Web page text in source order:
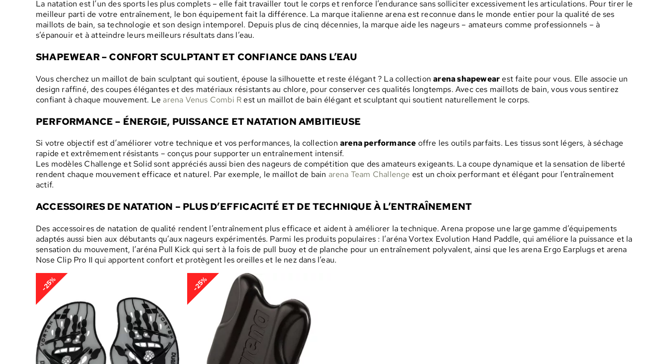
La natation est l’un des sports les plus complets – elle fait travailler tout le corps et renforce l’endurance sans solliciter excessivement les articulations. Pour tirer le
meilleur parti de votre entraînement, le bon équipement fait la différence. La marque italienne arena est reconnue dans le monde entier pour la qualité de ses
maillots de bain, sa technologie et son design intemporel. Depuis plus de cinq décennies, la marque aide les nageurs – amateurs comme professionnels – à
s’épanouir et à atteindre leurs meilleurs résultats dans l’eau.
SHAPEWEAR – CONFORT SCULPTANT ET CONFIANCE DANS L’EAU
Vous cherchez un maillot de bain sculptant qui soutient, épouse la silhouette et reste élégant ? La collectionarena shapewearest faite pour vous. Elle associe un
design raffiné, des coupes élégantes et des matériaux résistants au chlore, pour conserver ces qualités longtemps. Avec ces maillots de bain, vous vous sentirez
confiant à chaque mouvement. Learena Venus Combi Rest un maillot de bain élégant et sculptant qui soutient naturellement le corps.
PERFORMANCE – ÉNERGIE, PUISSANCE ET NATATION AMBITIEUSE
Si votre objectif est d’améliorer votre technique et vos performances, la collection arena performance offre les outils parfaits. Les tissus sont légers, à séchage
rapide et extrêmement résistants – conçus pour supporter un entraînement intensif.
Les modèles Challenge et Solid sont appréciés aussi bien des nageurs de compétition que des amateurs exigeants. La coupe dynamique et la sensation de liberté
rendent chaque mouvement efficace et naturel. Par exemple, le maillot de bain arena Team Challenge est un choix performant et élégant pour l’entraînement
actif.
ACCESSOIRES DE NATATION – PLUS D’EFFICACITÉ ET DE TECHNIQUE À L’ENTRAÎNEMENT
Des accessoires de natation de qualité rendent l’entraînement plus efficace et aident à améliorer la technique. Arena propose une large gamme d’équipements
adaptés aussi bien aux débutants qu’aux nageurs expérimentés. Parmi les produits populaires : l’aréna Vortex Evolution Hand Paddle, qui améliore la puissance et la
sensation du mouvement, l’aréna Pull Kick qui sert à la fois de pull buoy et de planche pour un entraînement polyvalent, ainsi que les arena Ergo Earplugs et arena
Nose Clip Pro II qui apportent confort et protègent les oreilles et le nez dans l’eau.
-25% -25%